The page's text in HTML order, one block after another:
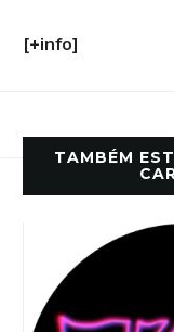
[+info]
TAMBÉM